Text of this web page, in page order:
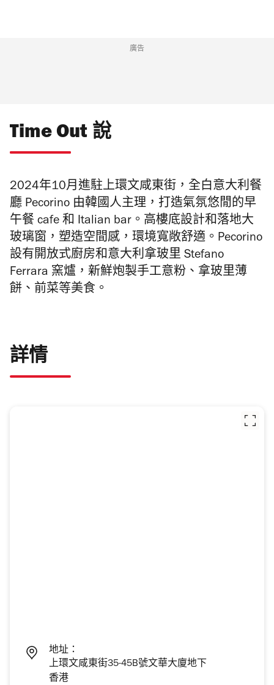
廣告
Time Out 說
2024年10月進駐上環文咸東街，全白意大利餐
廳 Pecorino 由韓國人主理，打造氣氛悠閒的早
午餐 cafe 和 Italian bar。高樓底設計和落地大
玻璃窗，塑造空間感，環境寬敞舒適。Pecorino
設有開放式廚房和意大利拿玻里 Stefano
Ferrara 窯爐，新鮮炮製手工意粉、拿玻里薄
餅、前菜等美食。
詳情
地址：
上環文咸東街35-45B號文華大廈地下
香港